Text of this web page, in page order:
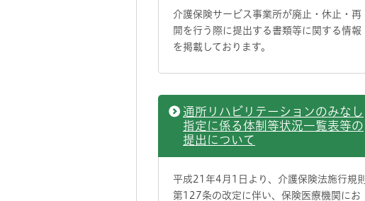
介護保険サービス事業所が廃止・休止・再
開を行う際に提出する書類等に関する情報
を掲載しております。
通所リハビリテーションのみなし
指定に係る体制等状況一覧表等の
提出について
平成21年4月1日より、介護保険法施行規則
第127条の改定に伴い、保険医療機関にお